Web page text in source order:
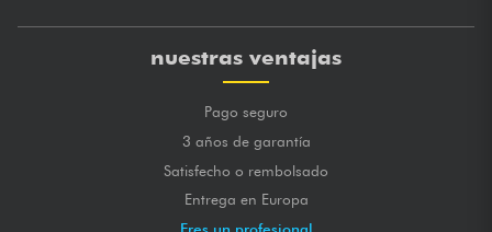
nuestras ventajas
Pago seguro
3 años de garantía
Satisfecho o rembolsado
Entrega en Europa